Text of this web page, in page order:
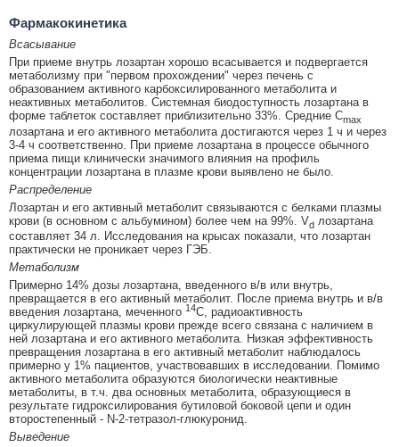
Фармакокинетика
Всасывание
При приеме внутрь лозартан хорошо всасывается и подвергается
метаболизму при "первом прохождении" через печень с
образованием активного карбоксилированного метаболита и
неактивных метаболитов. Системная биодоступность лозартана в
форме таблеток составляет приблизительно 33%. Средние Сmax
лозартана и его активного метаболита достигаются через 1 ч и через
3-4 ч соответственно. При приеме лозартана в процессе обычного
приема пищи клинически значимого влияния на профиль
концентрации лозартана в плазме крови выявлено не было.
Распределение
Лозартан и его активный метаболит связываются с белками плазмы
крови (в основном с альбумином) более чем на 99%. Vd лозартана
составляет 34 л. Исследования на крысах показали, что лозартан
практически не проникает через ГЭБ.
Метаболизм
Примерно 14% дозы лозартана, введенного в/в или внутрь,
превращается в его активный метаболит. После приема внутрь и в/в
введения лозартана, меченного 14С, радиоактивность
циркулирующей плазмы крови прежде всего связана с наличием в
ней лозартана и его активного метаболита. Низкая эффективность
превращения лозартана в его активный метаболит наблюдалось
примерно у 1% пациентов, участвовавших в исследовании. Помимо
активного метаболита образуются биологически неактивные
метаболиты, в т.ч. два основных метаболита, образующиеся в
результате гидроксилирования бутиловой боковой цепи и один
второстепенный - N-2-тетразол-глюкуронид.
Выведение